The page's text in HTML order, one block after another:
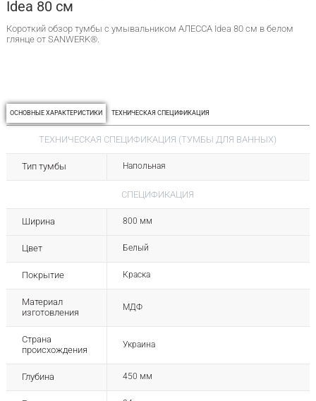
Idea 80 см
Короткий обзор тумбы с умывальником АЛЕССА Idea 80 см в белом
глянце от SANWERK®.
ОСНОВНЫЕ ХАРАКТЕРИСТИКИ ТЕХНИЧЕСКАЯ СПЕЦИФИКАЦИЯ
ТЕХНИЧЕСКАЯ СПЕЦИФИКАЦИЯ (ТУМБЫ ДЛЯ ВАННЫХ)
Тип тумбы Напольная
СПЕЦИФИКАЦИЯ
Ширина 800 мм
Цвет Белый
Покрытие Краска
Материал
изготовления
МДФ
Страна
происхождения
Украина
Глубина 450 мм